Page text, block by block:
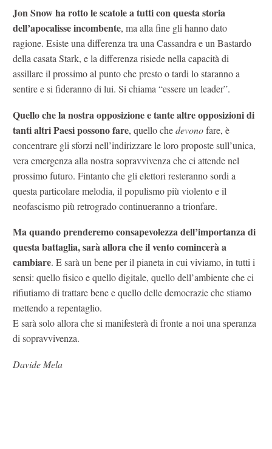
Jon Snow ha rotto le scatole a tutti con questa storia
dell’apocalisse incombente, ma alla fine gli hanno dato
ragione. Esiste una differenza tra una Cassandra e un Bastardo
della casata Stark, e la differenza risiede nella capacità di
assillare il prossimo al punto che presto o tardi lo staranno a
sentire e si fideranno di lui. Si chiama “essere un leader”.
Quello che la nostra opposizione e tante altre opposizioni di
tanti altri Paesi possono fare, quello chedevonofare, è
concentrare gli sforzi nell’indirizzare le loro proposte sull’unica,
vera emergenza alla nostra sopravvivenza che ci attende nel
prossimo futuro. Fintanto che gli elettori resteranno sordi a
questa particolare melodia, il populismo più violento e il
neofascismo più retrogrado continueranno a trionfare.
Ma quando prenderemo consapevolezza dell’importanza di
questa battaglia, sarà allora che il vento comincerà a
cambiare. E sarà un bene per il pianeta in cui viviamo, in tutti i
sensi: quello fisico e quello digitale, quello dell’ambiente che ci
rifiutiamo di trattare bene e quello delle democrazie che stiamo
mettendo a repentaglio.
E sarà solo allora che si manifesterà di fronte a noi una speranza
di sopravvivenza.
Davide Mela